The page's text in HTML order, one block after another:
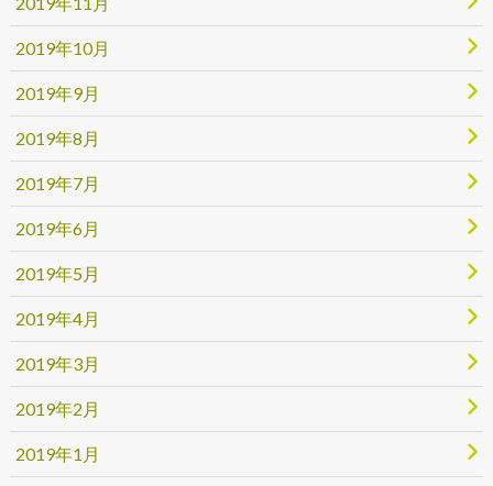
2019年10月
2019年9月
2019年8月
2019年7月
2019年6月
2019年5月
2019年4月
2019年3月
2019年2月
2019年1月